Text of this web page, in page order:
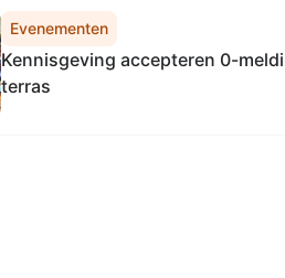
Evenementen
Kennisgeving accepteren 0-
terras